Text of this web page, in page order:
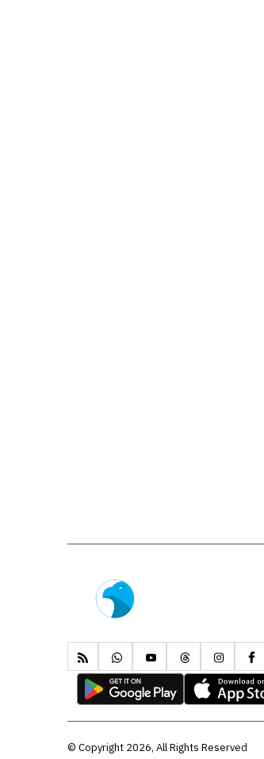
Copyright 2026, All Rights Reserved ©